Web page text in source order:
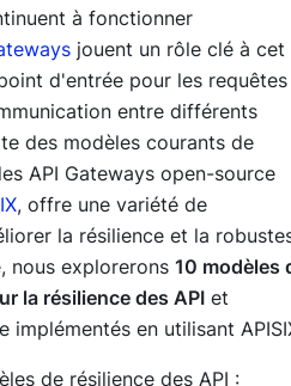
à fonctionner
jouent un rôle clé à cet
d'entrée pour les requêtes
entre différents
des modèles courants de
API Gateways open-source
, offre une variété de
la résilience et la
nous explorerons 10 modèles
la résilience des API et
implémentés en utilisant
de résilience des API :